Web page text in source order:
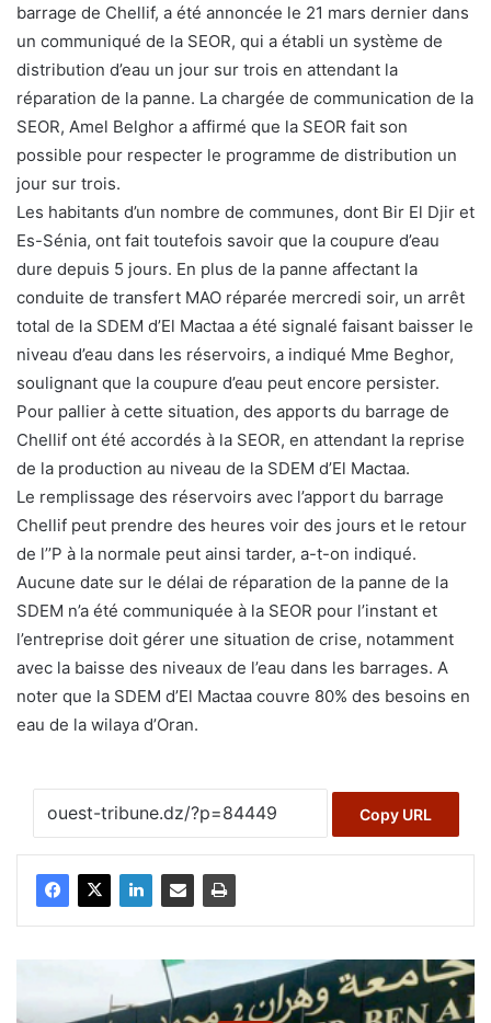
barrage de Chellif, a été annoncée le 21 mars dernier dans
un communiqué de la SEOR, qui a établi un système de
distribution d’eau un jour sur trois en attendant la
réparation de la panne. La chargée de communication de la
SEOR, Amel Belghor a affirmé que la SEOR fait son
possible pour respecter le programme de distribution un
jour sur trois.
Les habitants d’un nombre de communes, dont Bir El Djir et
Es-Sénia, ont fait toutefois savoir que la coupure d’eau
dure depuis 5 jours. En plus de la panne affectant la
conduite de transfert MAO réparée mercredi soir, un arrêt
total de la SDEM d’El Mactaa a été signalé faisant baisser le
niveau d’eau dans les réservoirs, a indiqué Mme Beghor,
soulignant que la coupure d’eau peut encore persister.
Pour pallier à cette situation, des apports du barrage de
Chellif ont été accordés à la SEOR, en attendant la reprise
de la production au niveau de la SDEM d’El Mactaa.
Le remplissage des réservoirs avec l’apport du barrage
Chellif peut prendre des heures voir des jours et le retour
de l’’P à la normale peut ainsi tarder, a-t-on indiqué.
Aucune date sur le délai de réparation de la panne de la
SDEM n’a été communiquée à la SEOR pour l’instant et
l’entreprise doit gérer une situation de crise, notamment
avec la baisse des niveaux de l’eau dans les barrages. A
noter que la SDEM d’El Mactaa couvre 80% des besoins en
eau de la wilaya d’Oran.
Copy URL